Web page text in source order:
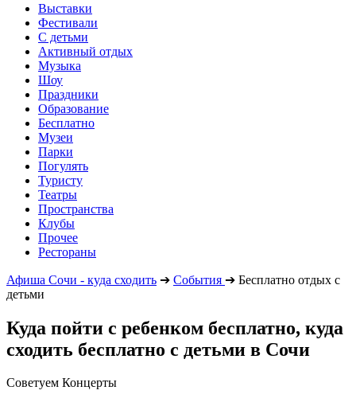
Выставки
Фестивали
С детьми
Активный отдых
Музыка
Шоу
Праздники
Образование
Бесплатно
Музеи
Парки
Погулять
Туристу
Театры
Пространства
Клубы
Прочее
Рестораны
Афиша Сочи - куда сходить ➔ События ➔ Бесплатно отдых с
детьми
Куда пойти с ребенком бесплатно, куда
сходить бесплатно с детьми в Сочи
Советуем Концерты